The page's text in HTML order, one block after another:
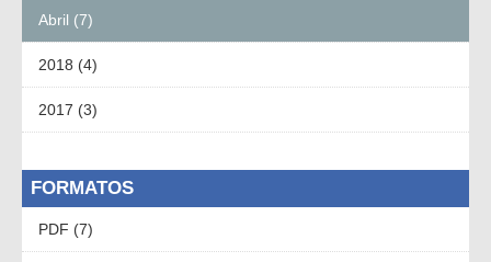
Abril (7)
2018 (4)
2017 (3)
FORMATOS
PDF (7)